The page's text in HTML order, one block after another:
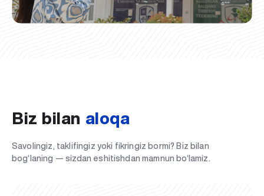
Biz bilan aloqa
Savolingiz, taklifingiz yoki fikringiz bormi? Biz bilan
bog‘laning — sizdan eshitishdan mamnun bo‘lamiz.